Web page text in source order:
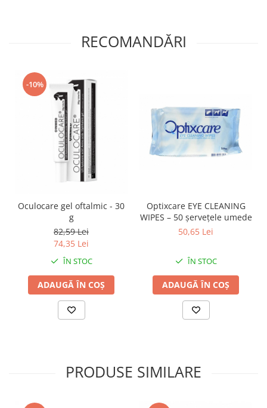
RECOMANDĂRI
-10%
Oculocare gel oftalmic - 30
g
82,59 Lei
74,35 Lei
ÎN STOC
ADAUGĂ ÎN COȘ
Optixcare EYE CLEANING
WIPES – 50 șervețele umede
50,65 Lei
ÎN STOC
ADAUGĂ ÎN COȘ
PRODUSE SIMILARE